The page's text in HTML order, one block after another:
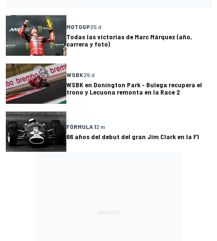
MOTOGP25 d
Todas las victorias de Marc Márquez (año,
carrera y foto)
WSBK25 d
WSBK en Donington Park - Bulega recupera el
trono y Lecuona remonta en la Race 2
FÓRMULA 12 m
66 años del debut del gran Jim Clark en la F1